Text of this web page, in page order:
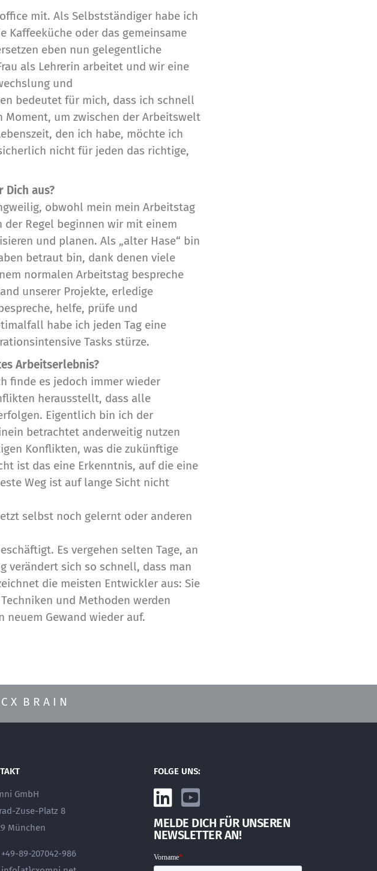
mit. Als Selbstständiger habe ich
Kaffeeküche oder das gemeinsame
eben nun gelegentliche
als Lehrerin arbeitet und wir eine
und
bedeutet für mich, dass ich schnell
Moment, um zwischen der Arbeitswelt
den ich habe, möchte ich
nicht für jeden das richtige,
aus?
obwohl mein mein Arbeitstag
Regel beginnen wir mit einem
und planen. Als „alter Hase“ bin
betraut bin, dank denen viele
normalen Arbeitstag bespreche
unserer Projekte, erledige
helfe, prüfe und
habe ich jeden Tag eine
Tasks stürze.
Arbeitserlebnis?
finde es jedoch immer wieder
herausstellt, dass alle
Eigentlich bin ich der
betrachtet anderweitig nutzen
Konflikten, was die zukünftige
ist das eine Erkenntnis, auf die eine
Weg ist auf lange Sicht nicht
selbst noch gelernt oder anderen
Es vergehen selten Tage, an
verändert sich so schnell, dass man
die meisten Entwickler aus: Sie
und Methoden werden
neuem Gewand wieder auf.
X B R A I N
GmbH
Zuse-Platz 8
München
+49-89-207042-986
FOLGE UNS:
MELDE DICH FÜR UNSEREN
NEWSLETTER AN!